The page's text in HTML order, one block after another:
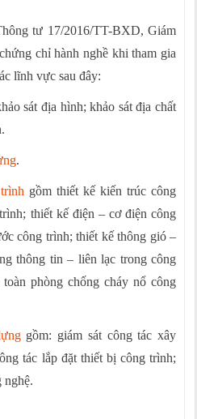
tư 17/2016/TT-BXD, Giám
chỉ hành nghề khi tham gia
lĩnh vực sau đây:
sát địa hình; khảo sát địa chất
.
gồm thiết kế kiến trúc công
thiết kế điện – cơ điện công
công trình; thiết kế thông gió –
thông tin – liên lạc trong công
phòng chống cháy nổ công
gồm: giám sát công tác xây
tác lắp đặt thiết bị công trình;
nghệ.